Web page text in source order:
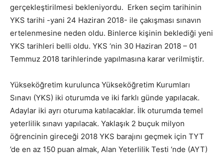
gerçekleştirilmesi bekleniyordu. Erken seçim tarihinin
YKS tarihi -yani 24 Haziran 2018- ile çakışması sınavın
ertelenmesine neden oldu. Binlerce kişinin beklediği yeni
YKS tarihleri belli oldu. YKS ‘nin 30 Haziran 2018 – 01
Temmuz 2018 tarihlerinde yapılmasına karar verilmiştir.
Yükseköğretim kurulunca Yükseköğretim Kurumları
Sınavı (YKS) iki oturumda ve iki farklı günde yapılacak.
Adaylar iki ayrı oturuma katılacaklar. İlk oturumda temel
yeterlilik sınavı yapılacak. Yaklaşık 2 buçuk milyon
öğrencinin gireceği 2018 YKS barajını geçmek için TYT
’de en az 150 puan almak, Alan Yeterlilik Testi ‘nde (AYT)